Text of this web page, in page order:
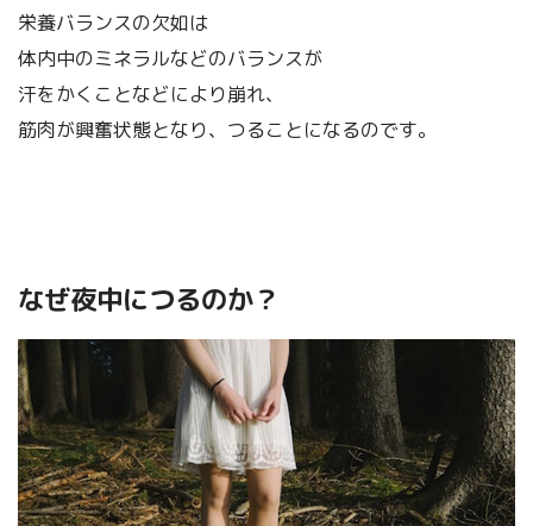
栄養バランスの欠如は
体内中のミネラルなどのバランスが
汗をかくことなどにより崩れ、
筋肉が興奮状態となり、つることになるのです。
なぜ夜中につるのか？